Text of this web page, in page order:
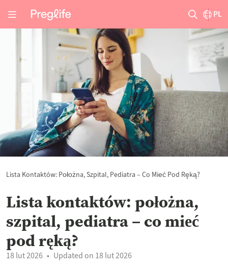
PL
Lista Kontaktów: Położna, Szpital, Pediatra – Co Mieć Pod Ręką?
Lista kontaktów: położna,
szpital, pediatra – co mieć
pod ręką?
18 lut 2026 Updated on 18 lut 2026